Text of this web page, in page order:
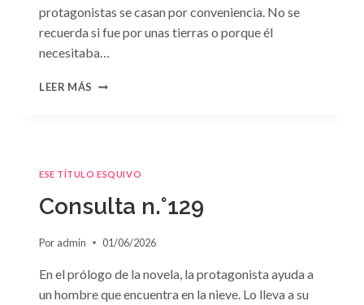
protagonistas se casan por conveniencia. No se
recuerda si fue por unas tierras o porque él
necesitaba…
LEER MÁS CONSULTA
ESE TÍTULO ESQUIVO
Consulta n.°129
Por admin 01/06/2026
En el prólogo de la novela, la protagonista ayuda a
un hombre que encuentra en la nieve. Lo lleva a su